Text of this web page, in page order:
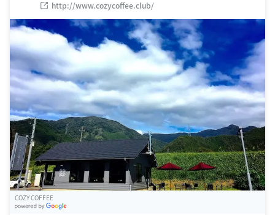
http://www.cozycoffee.club/
COZY COFFEE